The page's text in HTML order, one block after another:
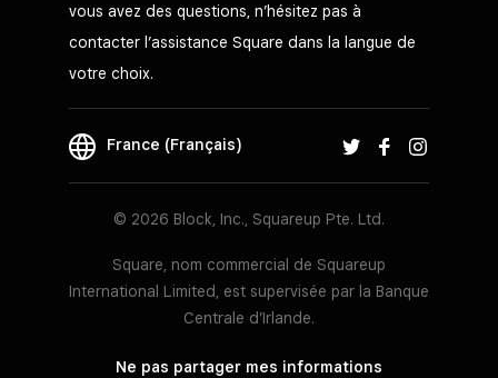
vous avez des questions, n’hésitez pas à
contacter l’assistance Square dans la langue de
votre choix.
France (Français)
© 2026 Block, Inc., Squareup Pte. Ltd.
Square, nom commercial de Squareup
International Limited, est supervisée par la Banque
Centrale d’Irlande.
Ne pas partager mes informations